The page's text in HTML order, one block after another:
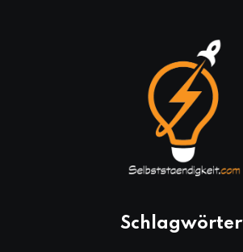
Schlagwörter